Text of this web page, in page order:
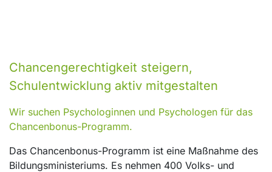
Chancengerechtigkeit steigern,
Schulentwicklung aktiv mitgestalten
Wir suchen Psychologinnen und Psychologen für das
Chancenbonus-Programm.
Das Chancenbonus-Programm ist eine Maßnahme des
Bildungsministeriums. Es nehmen 400 Volks- und